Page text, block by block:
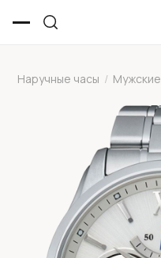
Наручные часы / Мужские